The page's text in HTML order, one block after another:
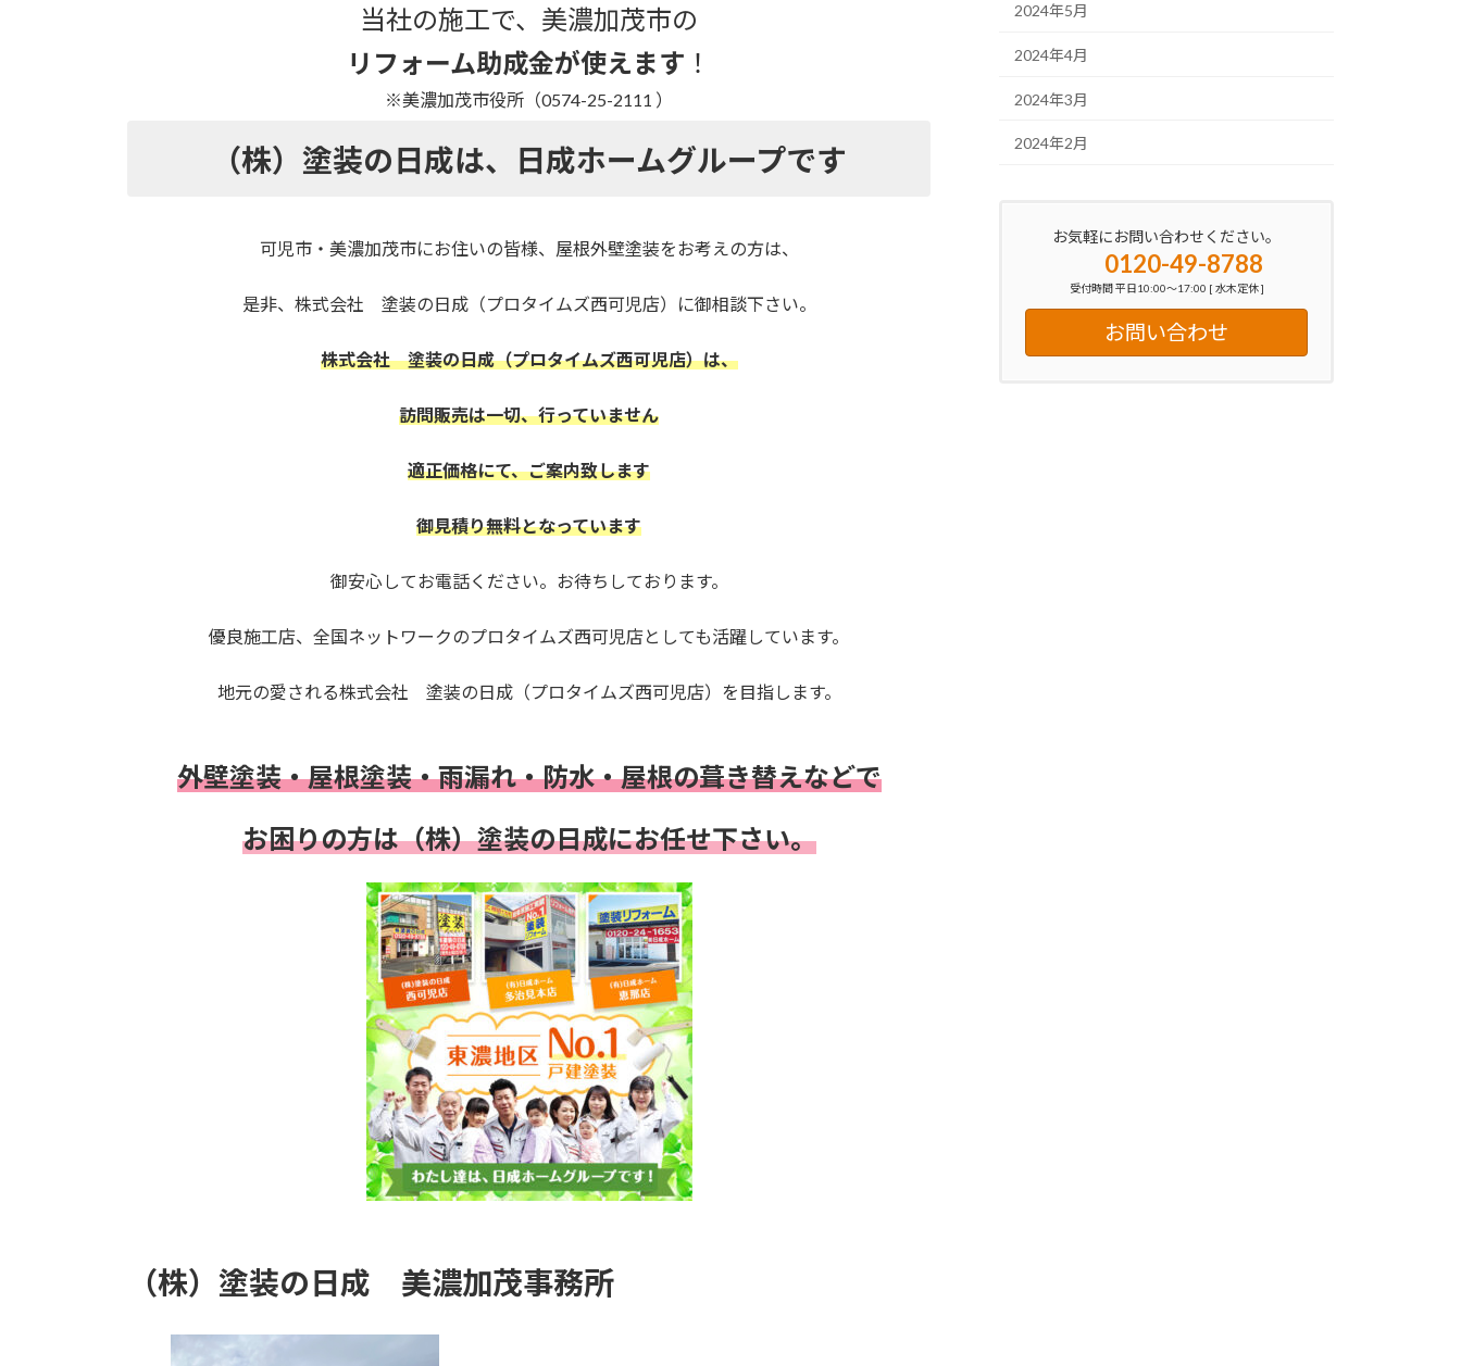
当社の施工で、美濃加茂市の
リフォーム助成金が使えます ！
※美濃加茂市役所（0574-25-2111 ）
（株）塗装の日成は、 日成ホームグループです
可児市・美濃加茂市にお住いの皆様、 屋根外壁塗装をお考えの方は、
是非、株式会社 塗装の日成（プロタイムズ西可児店） に御相談下さい。
株式会社 塗装の日成（プロタイムズ西可児店）は、
訪問販売は一切、行っていません
適正価格にて、ご案内致します
御見積り無料となっています
御安心してお電話ください。お待ちしております。
優良施工店、全国ネットワークのプロタイムズ西可児店 としても活躍しています。
地元の愛される株式会社 塗装の日成（プロタイムズ西可児店）を目指します。
外壁塗装・屋根塗装・雨漏れ・防水・屋根の葺き替えなどで
お困りの方は（株）塗装の日成にお任せ下さい。
（株）塗装の日成 美濃加茂事務所
2024年5月
2024年4月
2024年3月
2024年2月
お気軽にお問い合わせください。
0120-49-8788
受付時間 平日10:00～17:00 [ 水木定休 ]
お問い合わせ